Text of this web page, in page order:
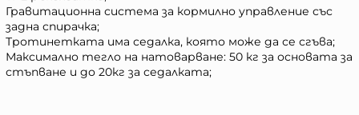
Гравитационна система за кормилно управление със
задна спирачка;
Тротинетката има седалка, която може да се сгъва;
Максимално тегло на натоварване: 50 кг за основата за
стъпване и до 20кг за седалката;